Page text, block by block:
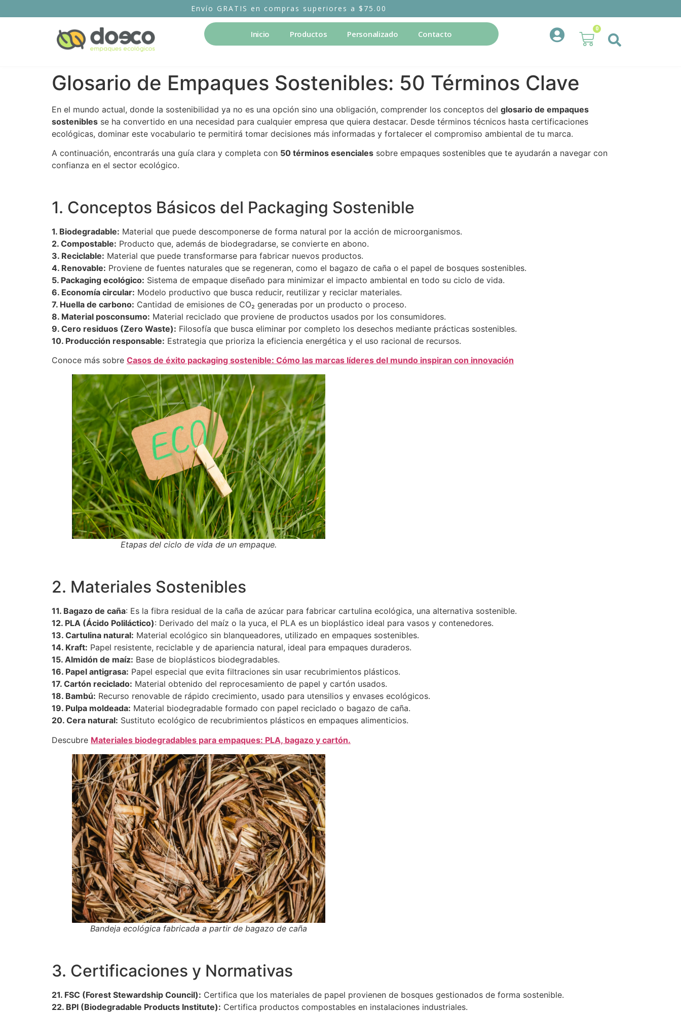
Envío GRATIS en compras superiores a $75.00
Inicio Productos Personalizado Contacto
0
Glosario de Empaques Sostenibles: 50 Términos Clave
En el mundo actual, donde la sostenibilidad ya no es una opción sino una obligación, comprender los conceptos del glosario de empaques
sostenibles se ha convertido en una necesidad para cualquier empresa que quiera destacar. Desde términos técnicos hasta certificaciones
ecológicas, dominar este vocabulario te permitirá tomar decisiones más informadas y fortalecer el compromiso ambiental de tu marca.
A continuación, encontrarás una guía clara y completa con 50 términos esenciales sobre empaques sostenibles que te ayudarán a navegar con
confianza en el sector ecológico.
1. Conceptos Básicos del Packaging Sostenible
1. Biodegradable: Material que puede descomponerse de forma natural por la acción de microorganismos.
2. Compostable: Producto que, además de biodegradarse, se convierte en abono.
3. Reciclable: Material que puede transformarse para fabricar nuevos productos.
4. Renovable: Proviene de fuentes naturales que se regeneran, como el bagazo de caña o el papel de bosques sostenibles.
5. Packaging ecológico: Sistema de empaque diseñado para minimizar el impacto ambiental en todo su ciclo de vida.
6. Economía circular: Modelo productivo que busca reducir, reutilizar y reciclar materiales.
7. Huella de carbono: Cantidad de emisiones de CO₂ generadas por un producto o proceso.
8. Material posconsumo: Material reciclado que proviene de productos usados por los consumidores.
9. Cero residuos (Zero Waste): Filosofía que busca eliminar por completo los desechos mediante prácticas sostenibles.
10. Producción responsable: Estrategia que prioriza la eficiencia energética y el uso racional de recursos.
Conoce más sobre Casos de éxito packaging sostenible: Cómo las marcas líderes del mundo inspiran con innovación
Etapas del ciclo de vida de un empaque.
2. Materiales Sostenibles
11. Bagazo de caña: Es la fibra residual de la caña de azúcar para fabricar cartulina ecológica, una alternativa sostenible.
12. PLA (Ácido Poliláctico): Derivado del maíz o la yuca, el PLA es un bioplástico ideal para vasos y contenedores.
13. Cartulina natural: Material ecológico sin blanqueadores, utilizado en empaques sostenibles.
14. Kraft: Papel resistente, reciclable y de apariencia natural, ideal para empaques duraderos.
15. Almidón de maíz: Base de bioplásticos biodegradables.
16. Papel antigrasa: Papel especial que evita filtraciones sin usar recubrimientos plásticos.
17. Cartón reciclado: Material obtenido del reprocesamiento de papel y cartón usados.
18. Bambú: Recurso renovable de rápido crecimiento, usado para utensilios y envases ecológicos.
19. Pulpa moldeada: Material biodegradable formado con papel reciclado o bagazo de caña.
20. Cera natural: Sustituto ecológico de recubrimientos plásticos en empaques alimenticios.
Descubre Materiales biodegradables para empaques: PLA, bagazo y cartón.
Bandeja ecológica fabricada a partir de bagazo de caña
3. Certificaciones y Normativas
21. FSC (Forest Stewardship Council): Certifica que los materiales de papel provienen de bosques gestionados de forma sostenible.
22. BPI (Biodegradable Products Institute): Certifica productos compostables en instalaciones industriales.